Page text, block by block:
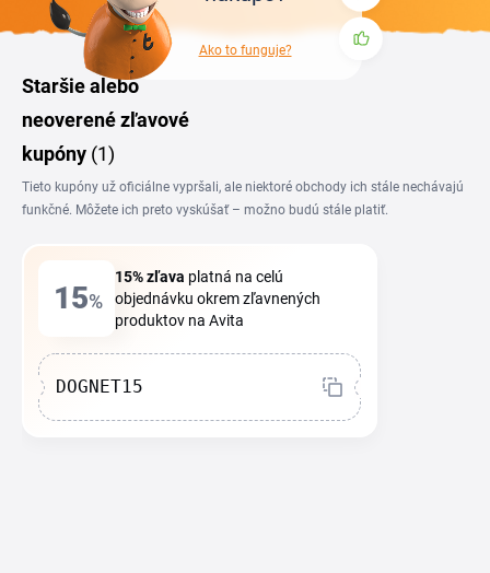
Ako to funguje?
Staršie alebo
neoverené zľavové
kupóny (1)
Tieto kupóny už oficiálne vypršali, ale niektoré obchody ich stále nechávajú
funkčné. Môžete ich preto vyskúšať – možno budú stále platiť.
15%
15%zľava platná na celú
objednávku okrem zľavnených
produktov na Avita
DOGNET15